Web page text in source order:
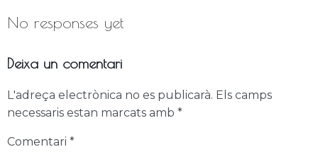
No responses yet
Deixa un comentari
L'adreça electrònica no es publicarà. Els camps
necessaris estan marcats amb *
Comentari *